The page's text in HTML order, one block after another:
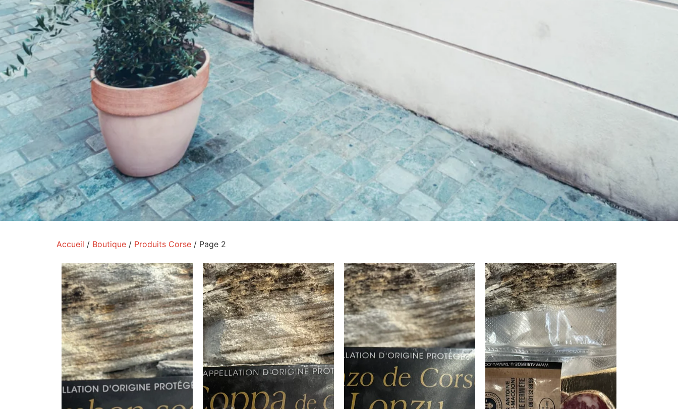
Accueil / Boutique / Produits Corse / Page 2